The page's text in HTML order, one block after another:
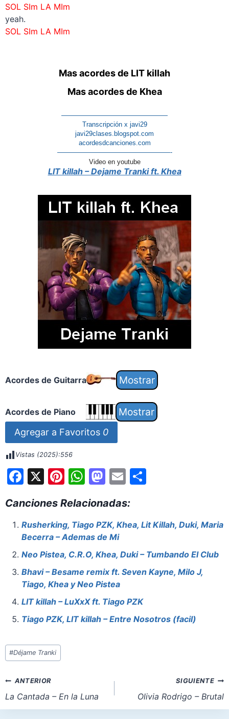
SOL SIm LA MIm
yeah.
SOL SIm LA MIm
Mas acordes de LIT killah
Mas acordes de Khea
————————————————
Transcripción x javi29
javi29clases.blogspot.com
acordesdcanciones.com
—————————————————-
Video en youtube
LIT killah – Dejame Tranki ft. Khea
Acordes de Guitarra
Acordes de Piano
Agregar a Favoritos 0
Vistas (2025):556
F
c
e
b
o
o
k
X Pi
er
e
st
W
at
s
A
p
p
M
st
o
d
o
n
E
ai
l
S
e
Canciones Relacionadas:
Rusherking, Tiago PZK, Khea, Lit Killah, Duki, Maria
Becerra – Ademas de Mi
Neo Pistea, C.R.O, Khea, Duki – Tumbando El Club
Bhavi – Besame remix ft. Seven Kayne, Milo J,
Tiago, Khea y Neo Pistea
LIT killah – LuXxX ft. Tiago PZK
Tiago PZK, LIT killah – Entre Nosotros (facil)
Etiquetas
de
entrada:
#Déjame Tranki
Navegación
de
entradas
ANTERIOR
La Cantada – En la Luna
SIGUIENTE
Olivia Rodrigo – Brutal